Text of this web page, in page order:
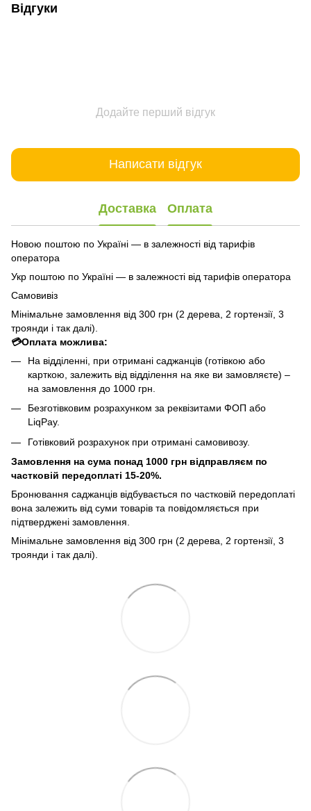
Відгуки
Додайте перший відгук
Написати відгук
Доставка Оплата
Новою поштою по Україні — в залежності від тарифів
оператора
Укр поштою по Україні — в залежності від тарифів оператора
Самовивіз
Мінімальне замовлення від 300 грн (2 дерева, 2 гортензії, 3
троянди і так далі).
💳Оплата можлива:
На відділенні, при отримані саджанців (готівкою або
карткою, залежить від відділення на яке ви замовляєте) –
на замовлення до 1000 грн.
Безготівковим розрахунком за реквізитами ФОП або
LiqPay.
Готівковий розрахунок при отримані самовивозу.
Замовлення на сума понад 1000 грн відправляєм по
частковій передоплаті 15-20%.
Бронювання саджанців відбувається по частковій передоплаті
вона залежить від суми товарів та повідомляється при
підтверджені замовлення.
Мінімальне замовлення від 300 грн (2 дерева, 2 гортензії, 3
троянди і так далі).